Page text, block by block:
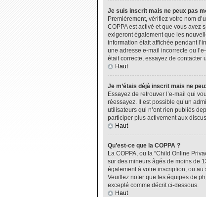
Je suis inscrit mais ne peux pas
Premièrement, vérifiez votre nom
COPPA est activé et que vous avez
exigeront également que les
information était affichée pendant
une adresse e-mail incorrecte ou
était correcte, essayez de contacter
Haut
Je m’étais déjà inscrit mais ne
Essayez de retrouver l’e-mail qui
réessayez. Il est possible qu’un
utilisateurs qui n’ont rien publiés
participer plus activement aux
Haut
Qu’est-ce que la COPPA ?
La COPPA, ou la “Child Online
sur des mineurs âgés de moins de
également à votre inscription, ou
Veuillez noter que les équipes de
excepté comme décrit ci-dessous.
Haut